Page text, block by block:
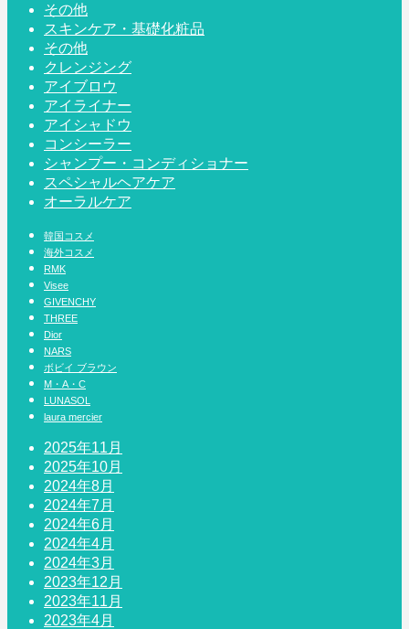
その他
スキンケア・基礎化粧品
その他
クレンジング
アイブロウ
アイライナー
アイシャドウ
コンシーラー
シャンプー・コンディショナー
スペシャルヘアケア
オーラルケア
韓国コスメ
海外コスメ
RMK
Visee
GIVENCHY
THREE
Dior
NARS
ボビイ ブラウン
M・A・C
LUNASOL
laura mercier
2025年11月
2025年10月
2024年8月
2024年7月
2024年6月
2024年4月
2024年3月
2023年12月
2023年11月
2023年4月